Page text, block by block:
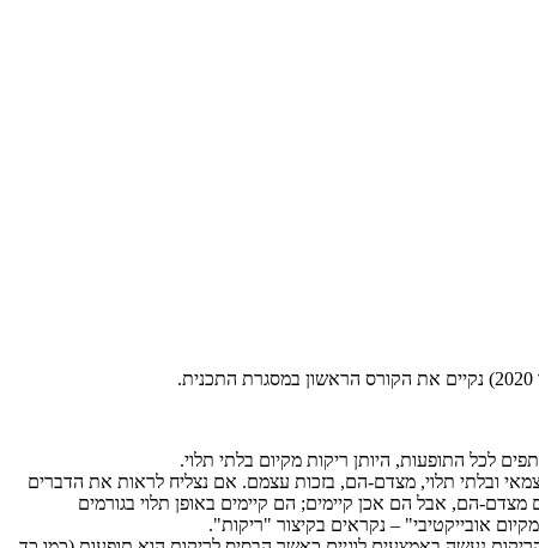
לכל התופעות, היותן ריקות מקיום בלתי תלוי.
ובלתי תלוי, מצדם-הם, בזכות עצמם. אם נצליח לראות את הדברים
הם, אבל הם אכן קיימים; הם קיימים באופן תלוי בגורמים
אובייקטיבי" – נקראים בקיצור "ריקות".